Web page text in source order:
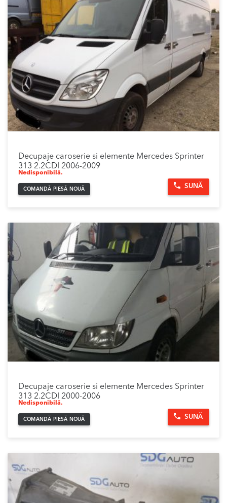
Decupaje caroserie si elemente Mercedes Sprinter
313 2.2CDI 2006-2009
Nedisponibilă.
COMANDĂ PIESĂ NOUĂ SUNĂ
Decupaje caroserie si elemente Mercedes Sprinter
313 2.2CDI 2000-2006
Nedisponibilă.
COMANDĂ PIESĂ NOUĂ SUNĂ